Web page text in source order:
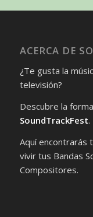
ACERCA DE
¿Te gusta la
televisión?
Descubre la
SoundTrackFest.
Aquí encontrarás
vivir tus Bandas
Compositores.